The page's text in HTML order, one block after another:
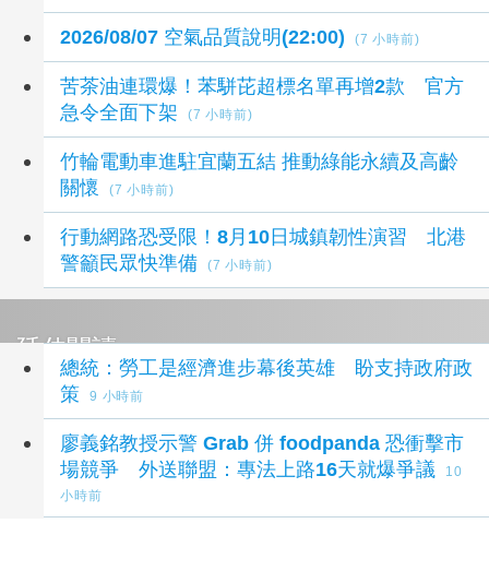
2026/08/07 空氣品質說明(22:00) (7 小時前)
苦茶油連環爆！苯駢芘超標名單再增2款 官方
急令全面下架
(7 小時前)
竹輪電動車進駐宜蘭五結 推動綠能永續及高齡
關懷
(7 小時前)
行動網路恐受限！8月10日城鎮韌性演習 北港
警籲民眾快準備
(7 小時前)
延伸閱讀
總統：勞工是經濟進步幕後英雄 盼支持政府政
策
9 小時前
廖義銘教授示警 Grab 併 foodpanda 恐衝擊市
場競爭 外送聯盟：專法上路16天就爆爭議
10
小時前